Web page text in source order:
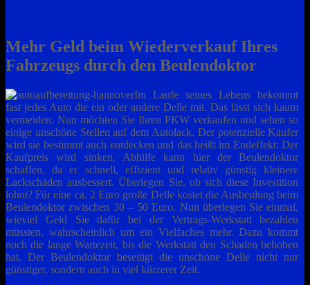
Mehr Geld beim Wiederverkauf Ihres
Fahrzeugs durch den Beulendoktor
Im Laufe seines Lebens bekommt
fast jedes Auto die ein oder andere Delle mit. Das lässt sich kaum
vermeiden. Nun möchten Sie Ihren PKW verkaufen und sehen so
einige unschöne Stellen auf dem Autolack. Der potenzielle Käufer
wird sie bestimmt auch entdecken und das heißt im Endeffekt: Der
Kaufpreis wird sinken. Abhilfe kann hier der Beulendoktor
schaffen, da er schnell, effizient und relativ günstig kleinere
Lackschäden ausbessert. Überlegen Sie, ob sich diese Investition
lohnt? Für eine ca. 2 Euro große Delle kostet die Ausbeulung beim
Beulendoktor zwischen 30 – 50 Euro. Nun überlegen Sie einmal,
wieviel Geld Sie dafür bei der Vertrags-Werkstatt bezahlen
müssten, wahrscheinlich um ein Vielfaches mehr. Dazu kommt
noch die lange Wartezeit, bis die Werkstatt den Schaden behoben
hat. Der Beulendoktor beseitigt die unschöne Delle nicht nur
günstiger, sondern auch in viel kürzerer Zeit.